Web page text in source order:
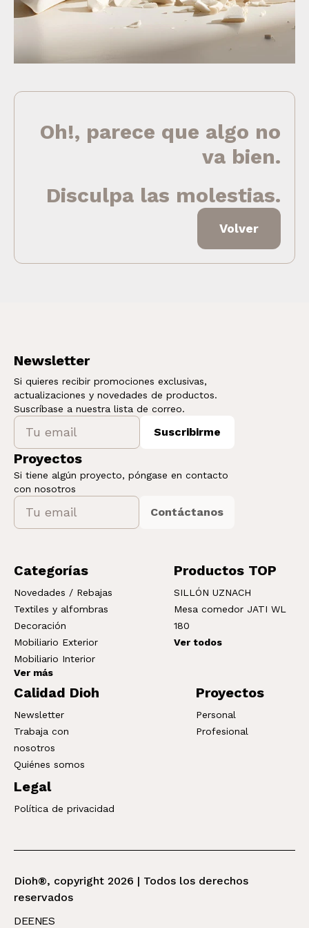
Oh!, parece que algo no
va bien.
Disculpa las molestias.
Volver
Newsletter
Si quieres recibir promociones exclusivas,
actualizaciones y novedades de productos.
Suscríbase a nuestra lista de correo.
Suscribirme
Proyectos
Si tiene algún proyecto, póngase en contacto
con nosotros
Contáctanos
Categorías
Novedades / Rebajas
Textiles y alfombras
Decoración
Mobiliario Exterior
Mobiliario Interior
Ver más
Productos TOP
SILLÓN UZNACH
Mesa comedor JATI WL
180
Ver todos
Calidad Dioh
Newsletter
Trabaja con
nosotros
Quiénes somos
Proyectos
Personal
Profesional
Legal
Política de privacidad
Dioh®, copyright 2026 | Todos los derechos
reservados
DEENES